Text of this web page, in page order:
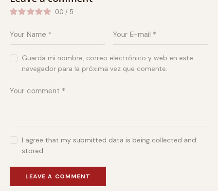
0.0 / 5
Guarda mi nombre, correo electrónico y web en este
navegador para la próxima vez que comente.
I agree that my submitted data is being collected and
stored.